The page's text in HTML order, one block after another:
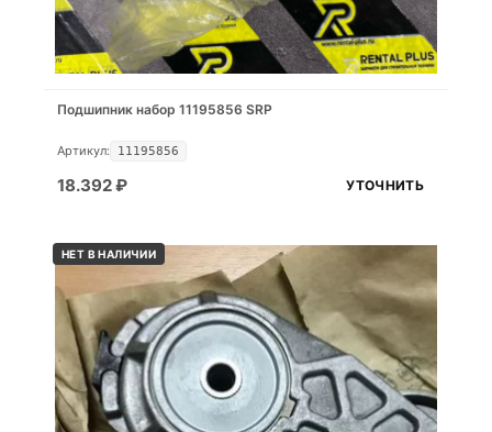
Подшипник набор 11195856 SRP
Артикул: 11195856
18.392₽ УТОЧНИТЬ
НЕТ В НАЛИЧИИ